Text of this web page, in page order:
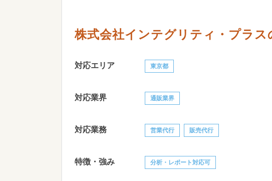
株式会社インテグリティ・プラス
対応エリア 東京都
対応業界 通販業界
対応業務 営業代行 販売代行
特徴・強み 分析・レポート対応可